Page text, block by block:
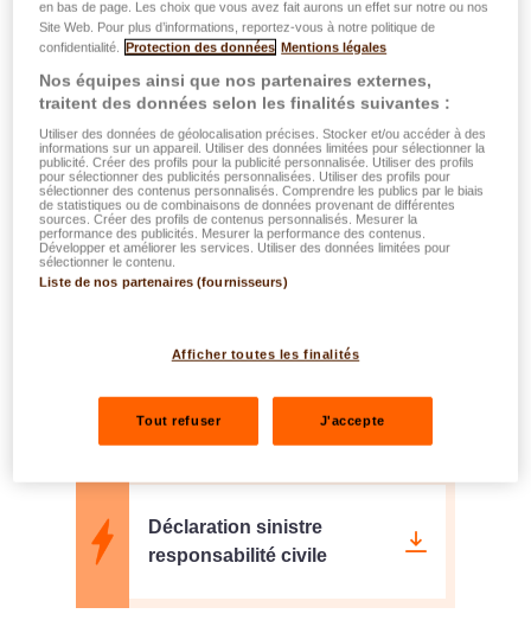
Déclaration de sinistre
assurances de choses
dommages électriques
Déclaration sinistre
responsabilité civile
en bas de page. Les choix que vous avez fait aurons un effet sur notre ou nos
Site Web. Pour plus d’informations, reportez-vous à notre politique de
confidentialité.
Protection des données Mentions légales
Nos équipes ainsi que nos partenaires externes,
traitent des données selon les finalités suivantes :
Utiliser des données de géolocalisation précises. Stocker et/ou accéder à des
informations sur un appareil. Utiliser des données limitées pour sélectionner la
publicité. Créer des profils pour la publicité personnalisée. Utiliser des profils
pour sélectionner des publicités personnalisées. Utiliser des profils pour
sélectionner des contenus personnalisés. Comprendre les publics par le biais
de statistiques ou de combinaisons de données provenant de différentes
sources. Créer des profils de contenus personnalisés. Mesurer la
performance des publicités. Mesurer la performance des contenus.
Développer et améliorer les services. Utiliser des données limitées pour
sélectionner le contenu.
Liste de nos partenaires (fournisseurs)
Afficher toutes les finalités
Tout refuser J'accepte